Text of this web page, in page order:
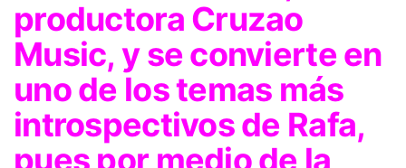
productora Cruzao
Music, y se convierte en
uno de los temas más
introspectivos de Rafa,
pues por medio de la